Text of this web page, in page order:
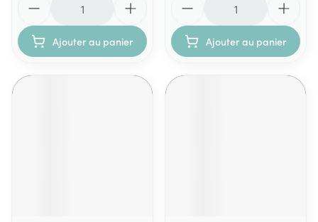
Ajouter au panier Ajouter au panier